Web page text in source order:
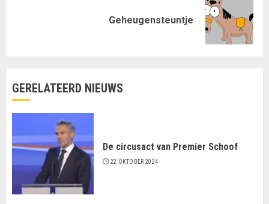
Geheugensteuntje
GERELATEERD NIEUWS
De circusact van Premier Schoof
22 OKTOBER 2024